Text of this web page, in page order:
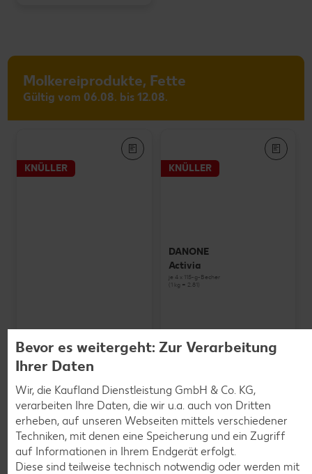
Molkereiprodukte, Fette
Gültig vom 06.08. bis 12.08.
KNÜLLER KNÜLLER
DANONE
Activia
je 4 x 115-g-Becher
(1 kg = 2.81)
Bevor es weitergeht: Zur Verarbeitung
Ihrer Daten
Wir, die Kaufland Dienstleistung GmbH & Co. KG,
verarbeiten Ihre Daten, die wir u.a. auch von Dritten
erheben, auf unseren Webseiten mittels verschiedener
Techniken, mit denen eine Speicherung und ein Zugriff
auf Informationen in Ihrem Endgerät erfolgt.
Diese sind teilweise technisch notwendig oder werden mit